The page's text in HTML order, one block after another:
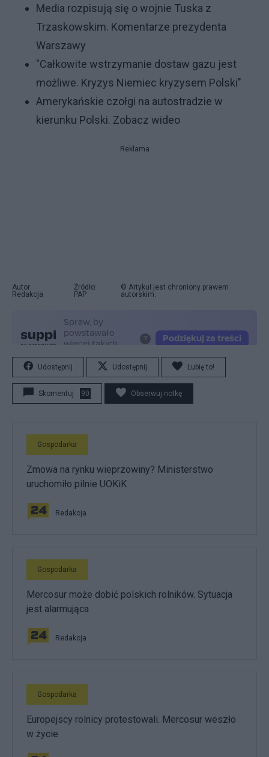
Media rozpisują się o wojnie Tuska z
Trzaskowskim. Komentarze prezydenta
Warszawy
"Całkowite wstrzymanie dostaw gazu jest
możliwe. Kryzys Niemiec kryzysem Polski"
Amerykańskie czołgi na autostradzie w
kierunku Polski. Zobacz wideo
Reklama
Autor:
Redakcja
Źródło:
PAP
© Artykuł jest chroniony prawem
autorskim.
Udostępnij Udostępnij Lubię to!
Skomentuj 90 Obserwuj notkę
Gospodarka
Zmowa na rynku wieprzowiny? Ministerstwo
uruchomiło pilnie UOKiK
Redakcja
Gospodarka
Mercosur może dobić polskich rolników. Sytuacja
jest alarmująca
Redakcja
Gospodarka
Europejscy rolnicy protestowali. Mercosur weszło
w życie